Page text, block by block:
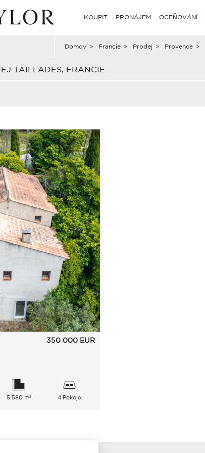
KOUPIT PRONÁJEM OCEŇOVÁNÍ
Domov > Francie > Prodej > Provence >
TAILLADES, FRANCIE
350 000 EUR
5 580 m² 4 Pokoje